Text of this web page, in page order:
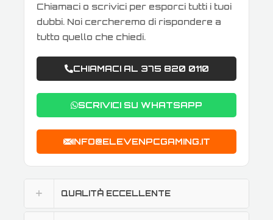
Chiamaci o scrivici per esporci tutti i tuoi
dubbi. Noi cercheremo di rispondere a
tutto quello che chiedi.
CHIAMACI AL 375 820 0110
SCRIVICI SU WHATSAPP
INFO@ELEVENPCGAMING.IT
QUALITÀ ECCELLENTE